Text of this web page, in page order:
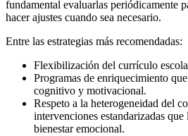
fundamental evaluarlas periódicamente
hacer ajustes cuando sea necesario.
Entre las estrategias más recomendadas:
Flexibilización del currículo
Programas de enriquecimiento
cognitivo y motivacional.
Respeto a la heterogeneidad del
intervenciones estandarizadas
bienestar emocional.